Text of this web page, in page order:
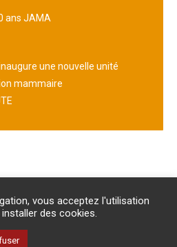
ans JAMA
une nouvelle unité
mammaire
DONNEES PERSONNELLES
AM
vous acceptez l'utilisation
des cookies.